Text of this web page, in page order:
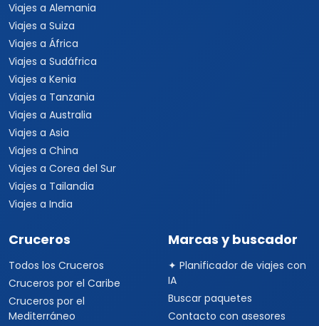
Viajes a Alemania
Viajes a Suiza
Viajes a África
Viajes a Sudáfrica
Viajes a Kenia
Viajes a Tanzania
Viajes a Australia
Viajes a Asia
Viajes a China
Viajes a Corea del Sur
Viajes a Tailandia
Viajes a India
Cruceros
Todos los Cruceros
Cruceros por el Caribe
Cruceros por el
Mediterráneo
Marcas y buscador
✦ Planificador de viajes con
IA
Buscar paquetes
Contacto con asesores